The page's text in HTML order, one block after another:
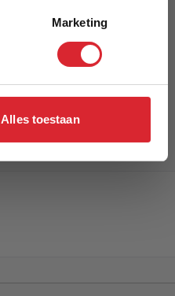
Marketing
Alles toestaan